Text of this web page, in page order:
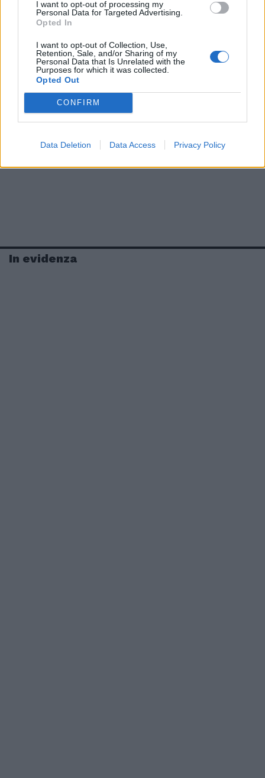
I want to opt-out of processing my
Personal Data for Targeted Advertising.
Opted In
I want to opt-out of Collection, Use,
Retention, Sale, and/or Sharing of my
Personal Data that Is Unrelated with the
Purposes for which it was collected.
Opted Out
CONFIRM
Data Deletion Data Access Privacy Policy
In evidenza